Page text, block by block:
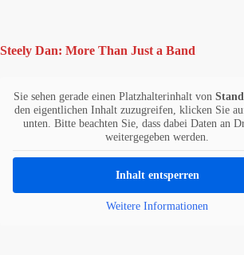
Steely Dan: More Than Just a Band
Sie sehen gerade einen Platzhalterinhalt von
den eigentlichen Inhalt zuzugreifen, klicken Sie
unten. Bitte beachten Sie, dass dabei Daten an
weitergegeben werden.
Inhalt entsperren
Weitere Informationen